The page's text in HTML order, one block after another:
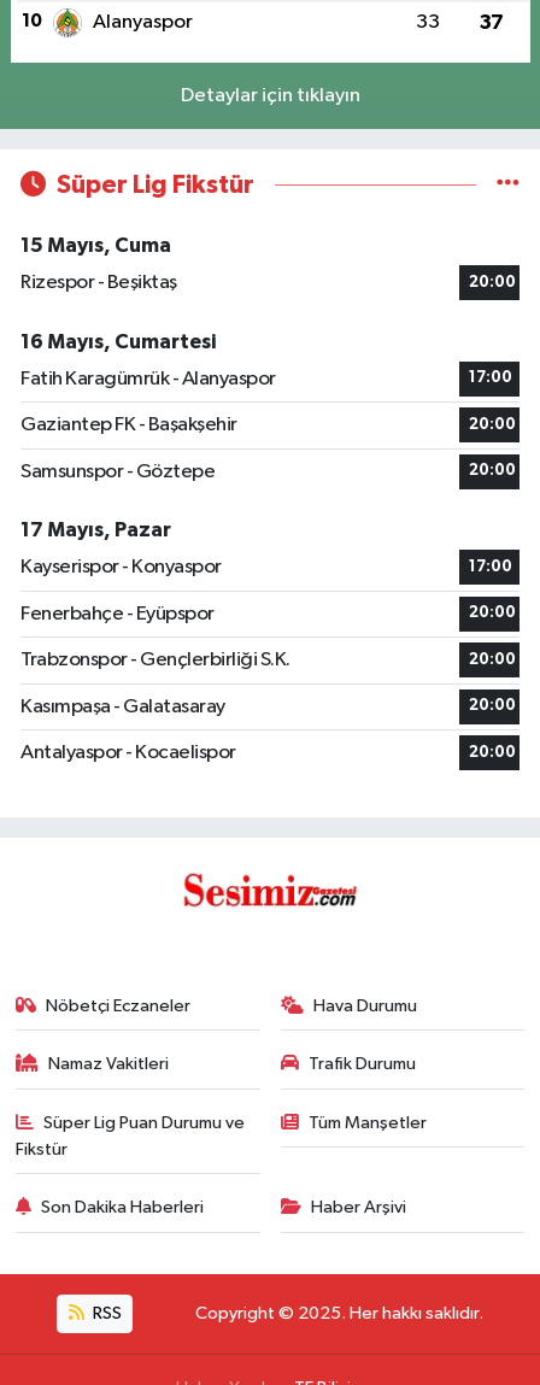
10 Alanyaspor 33 37
Detaylar için tıklayın
Süper Lig Fikstür
15 Mayıs, Cuma
Rizespor - Beşiktaş
20:00
16 Mayıs, Cumartesi
Fatih Karagümrük - Alanyaspor
17:00
Gaziantep FK - Başakşehir 20:00
Samsunspor - Göztepe 20:00
17 Mayıs, Pazar
Kayserispor - Konyaspor
17:00
Fenerbahçe - Eyüpspor 20:00
Trabzonspor - Gençlerbirliği S.K. 20:00
Kasımpaşa - Galatasaray 20:00
Antalyaspor - Kocaelispor 20:00
Nöbetçi Eczaneler Hava Durumu
Namaz Vakitleri Trafik Durumu
Süper Lig Puan Durumu ve
Fikstür
Tüm Manşetler
Son Dakika Haberleri Haber Arşivi
RSS Copyright © 2025. Her hakkı saklıdır.